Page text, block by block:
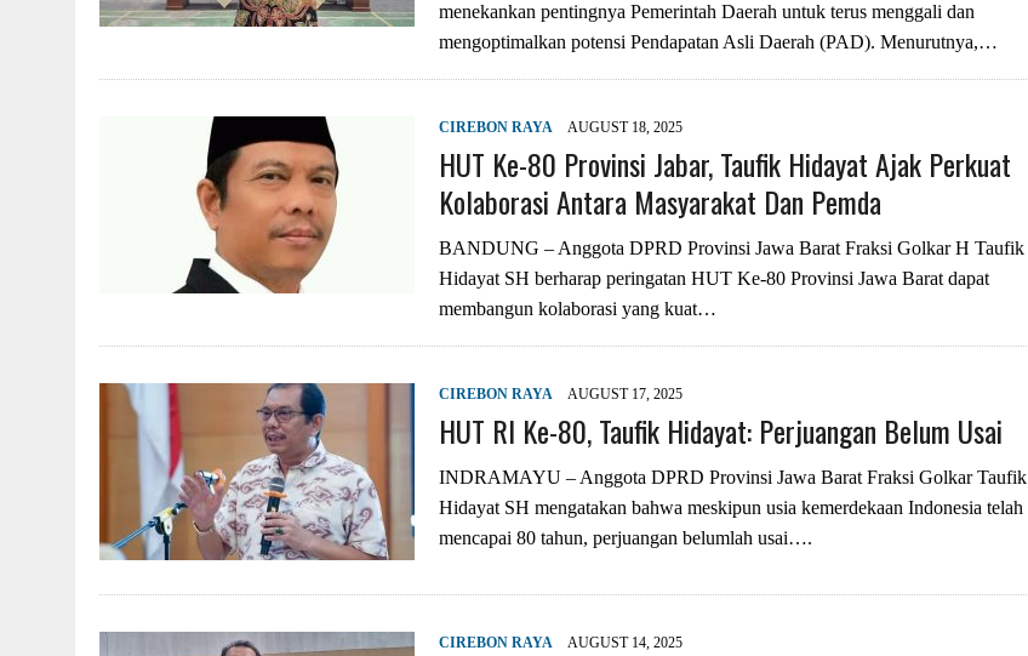
menekankan pentingnya Pemerintah Daerah untuk terus menggali dan
mengoptimalkan potensi Pendapatan Asli Daerah (PAD). Menurutnya,…
CIREBON RAYA AUGUST 18, 2025
HUT Ke-80 Provinsi Jabar, Taufik Hidayat Ajak Perkuat
Kolaborasi Antara Masyarakat Dan Pemda
BANDUNG – Anggota DPRD Provinsi Jawa Barat Fraksi Golkar H Taufik
Hidayat SH berharap peringatan HUT Ke-80 Provinsi Jawa Barat dapat
membangun kolaborasi yang kuat…
CIREBON RAYA AUGUST 17, 2025
HUT RI Ke-80, Taufik Hidayat: Perjuangan Belum Usai
INDRAMAYU – Anggota DPRD Provinsi Jawa Barat Fraksi Golkar Taufik
Hidayat SH mengatakan bahwa meskipun usia kemerdekaan Indonesia telah
mencapai 80 tahun, perjuangan belumlah usai….
CIREBON RAYA AUGUST 14, 2025